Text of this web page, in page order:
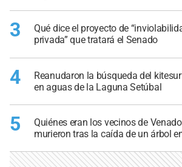
3
Qué dice el proyecto de
privada” que tratará el Senado
4
Reanudaron la búsqueda del
en aguas de la Laguna Setúbal
5
Quiénes eran los vecinos de
murieron tras la caída de un árbol